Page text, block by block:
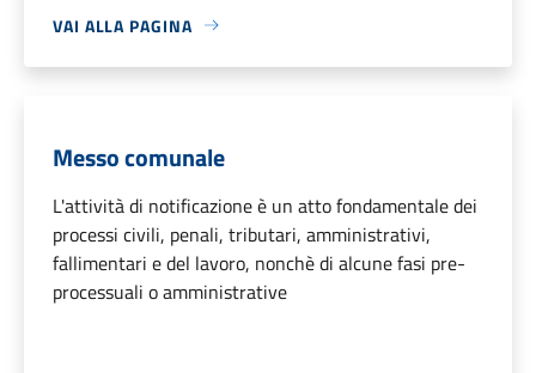
VAI ALLA PAGINA
Messo comunale
L'attività di notificazione è un atto fondamentale dei
processi civili, penali, tributari, amministrativi,
fallimentari e del lavoro, nonchè di alcune fasi pre-
processuali o amministrative